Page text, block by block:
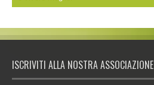
ISCRIVITI ALLA NOSTRA ASSOCIAZIONE